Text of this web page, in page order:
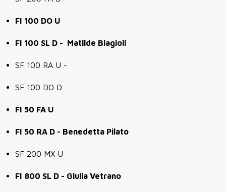
FI 100 DO U
FI 100 SL D - Matilde Biagioli
SF 100 RA U -
SF 100 DO D
FI 50 FA U
FI 50 RA D - Benedetta Pilato
SF 200 MX U
FI 800 SL D - Giulia Vetrano